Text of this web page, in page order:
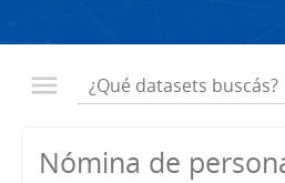
Nómina de